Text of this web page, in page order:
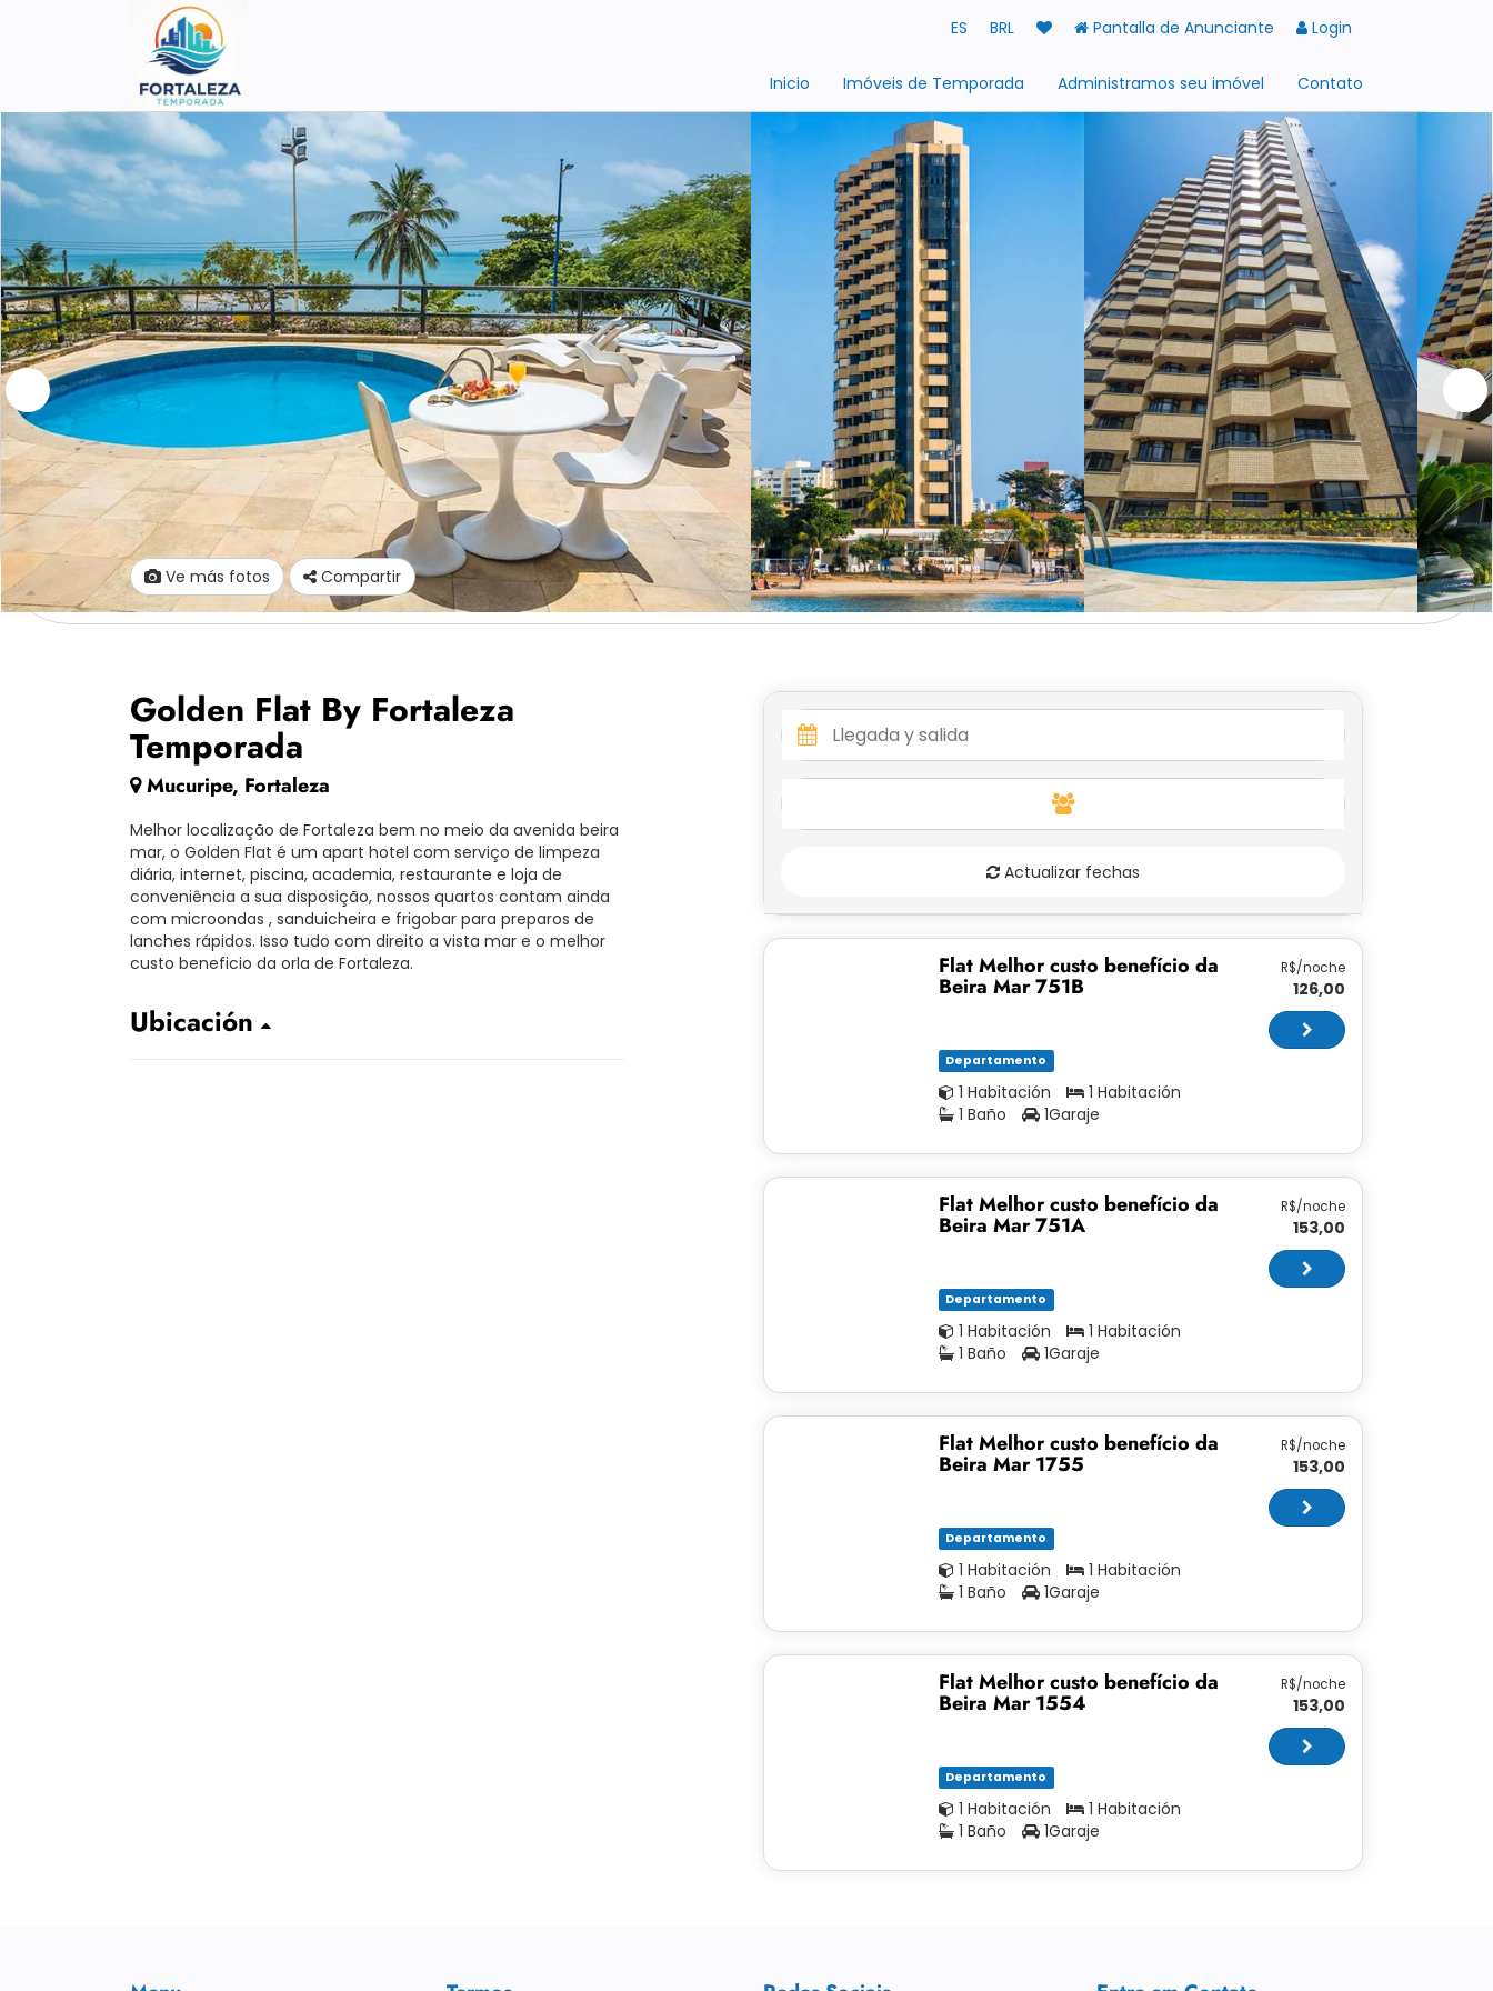
ES BRL Pantalla de Anunciante Login
Inicio Imóveis de Temporada Administramos seu imóvel Contato
Ve más fotos Compartir
Golden Flat By Fortaleza
Temporada
Mucuripe, Fortaleza
Melhor localização de Fortaleza bem no meio da avenida beira
mar, o Golden Flat é um apart hotel com serviço de limpeza
diária, internet, piscina, academia, restaurante e loja de
conveniência a sua disposição, nossos quartos contam ainda
com microondas , sanduicheira e frigobar para preparos de
lanches rápidos. Isso tudo com direito a vista mar e o melhor
custo beneficio da orla de Fortaleza.
Ubicación
Actualizar fechas
Flat Melhor custo benefício da
Beira Mar 751B
Departamento
1 Habitación
1 Habitación
1 Baño
1Garaje
R$/noche
126,00
Flat Melhor custo benefício da
Beira Mar 751A
Departamento
1 Habitación
1 Habitación
1 Baño
1Garaje
R$/noche
153,00
Flat Melhor custo benefício da
Beira Mar 1755
Departamento
1 Habitación
1 Habitación
1 Baño
1Garaje
R$/noche
153,00
Flat Melhor custo benefício da
Beira Mar 1554
Departamento
1 Habitación
1 Habitación
1 Baño
1Garaje
R$/noche
153,00